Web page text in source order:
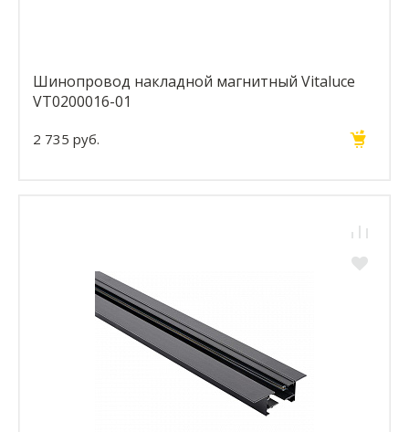
Шинопровод накладной магнитный Vitaluce
VT0200016-01
2 735 руб.